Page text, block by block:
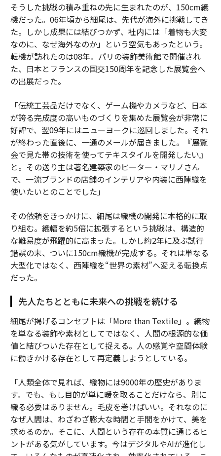
そうした挑戦の積み重ねの先に生まれたのが、150cm織
機だった。06年頃から細尾は、先代が海外に挑戦してき
た。しかし成果には結びつかず、社内には「着物も大変
なのに、なぜ海外なのか」という空気もあったという。
転機が訪れたのは08年。パリの装飾美術館で開催され
た、日本とフランスの国交150周年を記念した展覧会へ
の出展だった。
「伝統工芸品だけでなく、ゲーム機やカメラなど、日本
が誇る完成度の高いものづくりを集めた展覧会が非常に
好評で、翌09年にはニューヨークに巡回しました。それ
が終わった直後に、一通のメールが届きました。『展覧
会で見た帯の技術を使ってテキスタイルを開発したい』
と。その送り主は著名建築家のピーター・マリノさん
で、一流ブランドの店舗のインテリアや内装に西陣織を
使いたいとのことでした」
その依頼をきっかけに、細尾は織機の開発に本格的に取
り組む。織幅を約5倍に拡張するという挑戦は、構造的
な難易度が飛躍的に高まった。しかし約2年に及ぶ試行
錯誤の末、ついに150cm織機が完成する。それは単なる
大型化ではなく、西陣織を“世界の素材”へ変える転換点
だった。
先人たちとともに未来への挑戦を続ける
細尾が掲げるコンセプトは「More than Textile」。織物
を単なる装飾や素材としてではなく、人間の根源的な価
値と結びついた存在として捉える。人の感覚や空間体験
に働きかける存在として再定義しようとしている。
「人類全体で見れば、織物には9000年の歴史がありま
す。でも、もし目的が単に暖を取ることだけなら、別に
織る必要はありません。毛皮を巻けばいい。それなのに
なぜ人間は、わざわざ膨大な時間と手間をかけて、美を
求めるのか。そこに、人間という存在の本質に通じるヒ
ントがある気がしています。今はデジタルやAIが進化し